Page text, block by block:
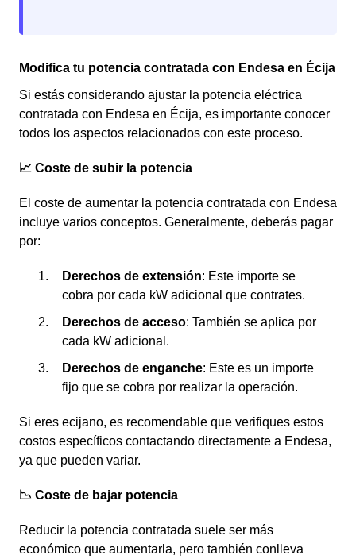
Modifica tu potencia contratada con Endesa en Écija
Si estás considerando ajustar la potencia eléctrica
contratada con Endesa en Écija, es importante conocer
todos los aspectos relacionados con este proceso.
📈 Coste de subir la potencia
El coste de aumentar la potencia contratada con Endesa
incluye varios conceptos. Generalmente, deberás pagar
por:
Derechos de extensión: Este importe se
cobra por cada kW adicional que contrates.
Derechos de acceso: También se aplica por
cada kW adicional.
Derechos de enganche: Este es un importe
fijo que se cobra por realizar la operación.
Si eres ecijano, es recomendable que verifiques estos
costos específicos contactando directamente a Endesa,
ya que pueden variar.
📉 Coste de bajar potencia
Reducir la potencia contratada suele ser más
económico que aumentarla, pero también conlleva